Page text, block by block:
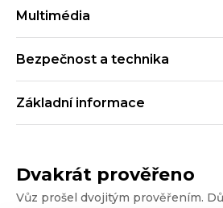
Multimédia
Bezpečnost a technika
Základní informace
Dvakrát prověřeno
Vůz prošel dvojitým prověřením.